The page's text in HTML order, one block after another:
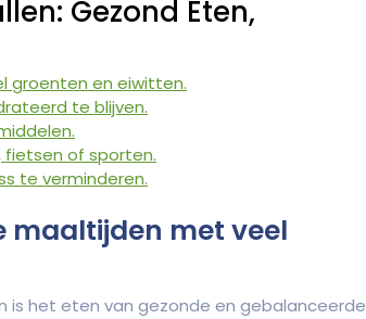
Gezond Eten,
groenten en eiwitten.
te blijven.
fietsen of sporten.
te verminderen.
maaltijden met veel
is het eten van gezonde en gebalanceerde